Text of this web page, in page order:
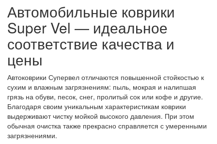
Автомобильные коврики
Super Vel — идеальное
соответствие качества и
цены
Автоковрики Супервел отличаются повышенной стойкостью к
сухим и влажным загрязнениям: пыль, мокрая и налипшая
грязь на обуви, песок, снег, пролитый сок или кофе и другие.
Благодаря своим уникальным характеристикам коврики
выдерживают чистку мойкой высокого давления. При этом
обычная очистка также прекрасно справляется с умеренными
загрязнениями.